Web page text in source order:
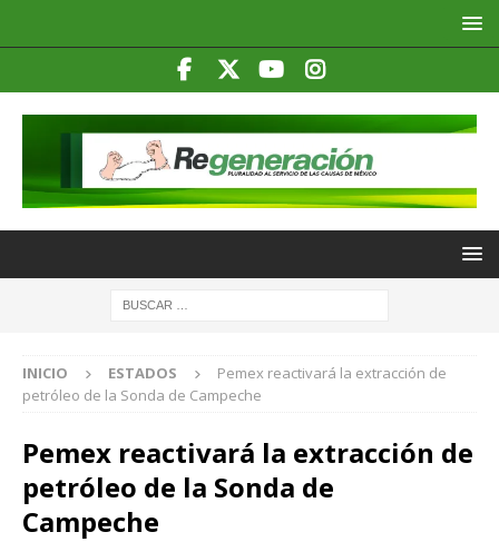
INICIO ESTADOS
Pemex reactivará la extracción de
petróleo de la Sonda de Campeche
Pemex reactivará la extracción de
petróleo de la Sonda de
Campeche